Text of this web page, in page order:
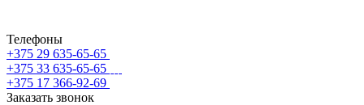
Телефоны
+375 29 635-65-65
+375 33 635-65-65
+375 17 366-92-69
Заказать звонок